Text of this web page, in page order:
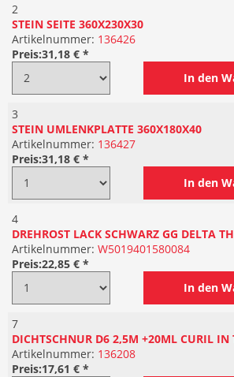
2
STEIN SEITE 360X230X30
Artikelnummer: 136426
Preis:31,18 € *
In den
3
STEIN UMLENKPLATTE 360X180X40
Artikelnummer: 136427
Preis:31,18 € *
In den
4
DREHROST LACK SCHWARZ GG DELTA
Artikelnummer: W5019401580084
Preis:22,85 € *
In den
7
DICHTSCHNUR D6 2,5M +20ML CURIL IN
Artikelnummer: 136208
Preis:17,61 € *